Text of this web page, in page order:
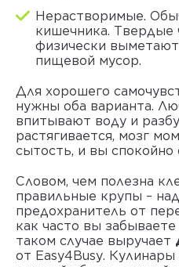
Нерастворимые.
кишечника. Твердые
физически
пищевой мусор.
Для хорошего
нужны оба варианта.
впитывают воду и
растягивается, мозг
сытость, и вы спокойно
Словом, чем полезна
правильные крупы –
предохранитель от
как часто вы
таком случае выручает
от Easy4Busy.